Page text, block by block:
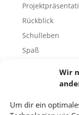
Wir
Um dir ein
Rückblick
Schulleben
Spaß
Unbekannte Orte